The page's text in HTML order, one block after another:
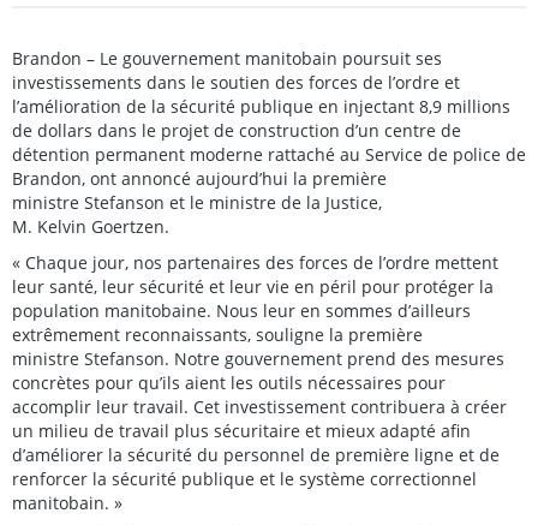
Brandon – Le gouvernement manitobain poursuit ses
investissements dans le soutien des forces de l’ordre et
l’amélioration de la sécurité publique en injectant 8,9 millions
de dollars dans le projet de construction d’un centre de
détention permanent moderne rattaché au Service de police de
Brandon, ont annoncé aujourd’hui la première
ministre Stefanson et le ministre de la Justice,
M. Kelvin Goertzen.
« Chaque jour, nos partenaires des forces de l’ordre mettent
leur santé, leur sécurité et leur vie en péril pour protéger la
population manitobaine. Nous leur en sommes d’ailleurs
extrêmement reconnaissants, souligne la première
ministre Stefanson. Notre gouvernement prend des mesures
concrètes pour qu’ils aient les outils nécessaires pour
accomplir leur travail. Cet investissement contribuera à créer
un milieu de travail plus sécuritaire et mieux adapté afin
d’améliorer la sécurité du personnel de première ligne et de
renforcer la sécurité publique et le système correctionnel
manitobain. »